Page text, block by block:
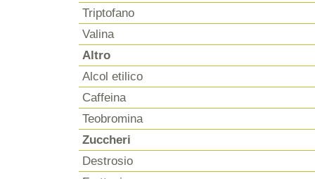
Triptofano
Valina
Altro
Alcol etilico
Caffeina
Teobromina
Zuccheri
Destrosio